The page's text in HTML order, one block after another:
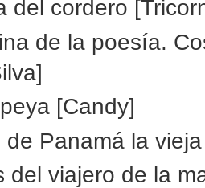
del cordero
de la poesía.
[Candy]
Panamá la
del viajero de la